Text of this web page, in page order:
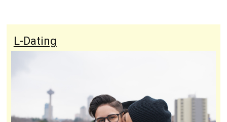
L-Dating